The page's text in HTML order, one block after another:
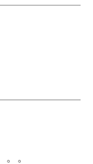
。